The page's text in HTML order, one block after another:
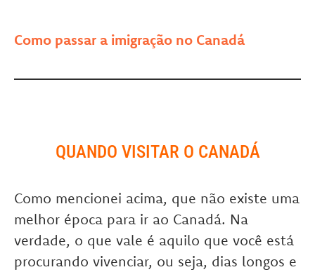
Como passar a imigração no Canadá
QUANDO VISITAR O CANADÁ
Como mencionei acima, que não existe uma
melhor época para ir ao Canadá. Na
verdade, o que vale é aquilo que você está
procurando vivenciar, ou seja, dias longos e